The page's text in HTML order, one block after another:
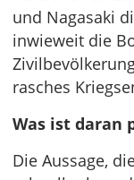
und Nagasaki
inwieweit die
rasches
Was ist daran
Die Aussage,